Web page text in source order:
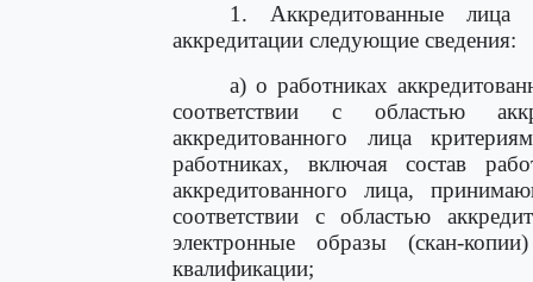
1. Аккредитованные
аккредитации следующие сведения:
а) о работниках
соответствии с областью
аккредитованного лица
работниках, включая состав
аккредитованного лица,
соответствии с областью
электронные образы (скан-
квалификации;